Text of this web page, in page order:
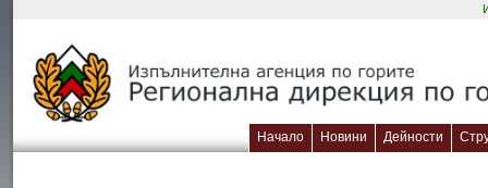
Начало Новини Дейности